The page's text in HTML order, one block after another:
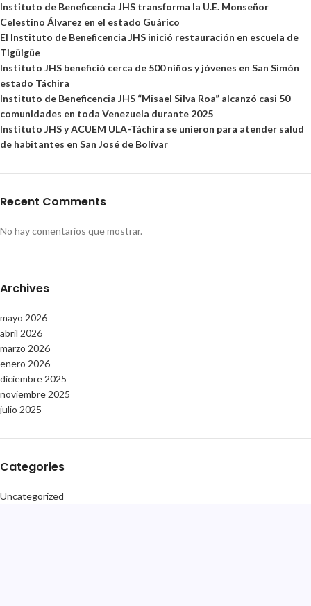
Instituto de Beneficencia JHS transforma la U.E. Monseñor
Celestino Álvarez en el estado Guárico
El Instituto de Beneficencia JHS inició restauración en escuela de
Tigüigüe
Instituto JHS benefició cerca de 500 niños y jóvenes en San Simón
estado Táchira
Instituto de Beneficencia JHS “Misael Silva Roa” alcanzó casi 50
comunidades en toda Venezuela durante 2025
Instituto JHS y ACUEM ULA-Táchira se unieron para atender salud
de habitantes en San José de Bolívar
Recent Comments
No hay comentarios que mostrar.
Archives
mayo 2026
abril 2026
marzo 2026
enero 2026
diciembre 2025
noviembre 2025
julio 2025
Categories
Uncategorized